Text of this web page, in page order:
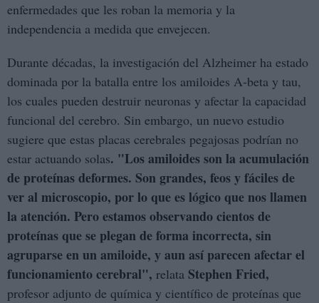
enfermedades que les roban la memoria y la
independencia a medida que envejecen.
Durante décadas, la investigación del Alzheimer ha estado
dominada por la batalla entre los amiloides A-beta y tau,
los cuales pueden destruir neuronas y afectar la capacidad
funcional del cerebro. Sin embargo, un nuevo estudio
sugiere que estas placas cerebrales pegajosas podrían no
estar actuando solas. "Los amiloides son la acumulación
de proteínas deformes. Son grandes, feos y fáciles de
ver al microscopio, por lo que es lógico que nos llamen
la atención. Pero estamos observando cientos de
proteínas que se plegan de forma incorrecta, sin
agruparse en un amiloide, y aun así parecen afectar el
funcionamiento cerebral", relata Stephen Fried,
profesor adjunto de química y científico de proteínas que